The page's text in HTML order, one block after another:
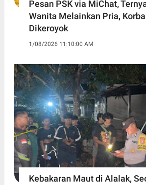
Pesan PSK via MiChat,
Wanita Melainkan Pria,
Dikeroyok
1/08/2026 11:10:00 AM
Kebakaran Maut di Alalak,